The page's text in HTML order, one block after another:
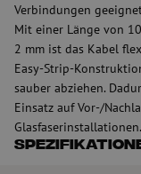
Verbindungen
Mit einer Länge von
2 mm ist das Kabel
Easy-Strip-
sauber abziehen.
Einsatz auf Vor-/
Glasfaserinstallationen.